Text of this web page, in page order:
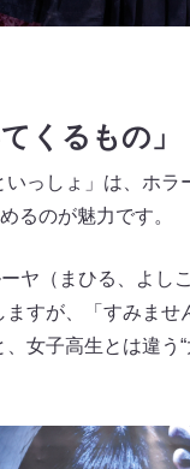
くるもの」
っしょ」は、ホ
るのが魅力です。
ヤ（まひる、よし
ますが、「すみま
女子高生とは違う